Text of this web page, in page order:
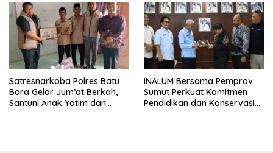
Satgas TMMD Ke-129 Kodim
0208/Asahan
Gambus
Satresnarkoba Polres Batu
Bara Gelar Jum’at Berkah,
Santuni Anak Yatim dan
INALUM Bersama Pemprov
Sumut Perkuat Komitmen
Pendidikan dan Konservasi